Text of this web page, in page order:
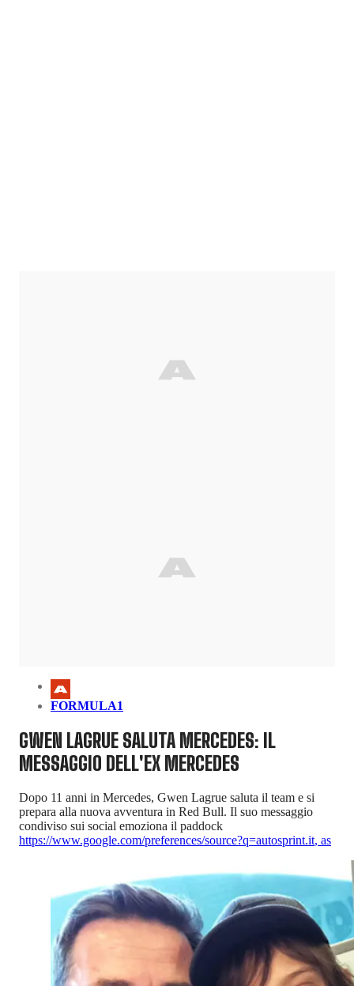
FORMULA1
GWEN LAGRUE SALUTA MERCEDES: IL
MESSAGGIO DELL'EX MERCEDES
Dopo 11 anni in Mercedes, Gwen Lagrue saluta il team e si
prepara alla nuova avventura in Red Bull. Il suo messaggio
condiviso sui social emoziona il paddock
https://www.google.com/preferences/source?q=autosprint.it, as